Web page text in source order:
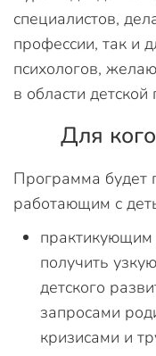
специалистов,
профессии, так и
психологов,
в области детской
Для
Программа будет
работающим с
практикующим
получить
детского
запросами
кризисами и